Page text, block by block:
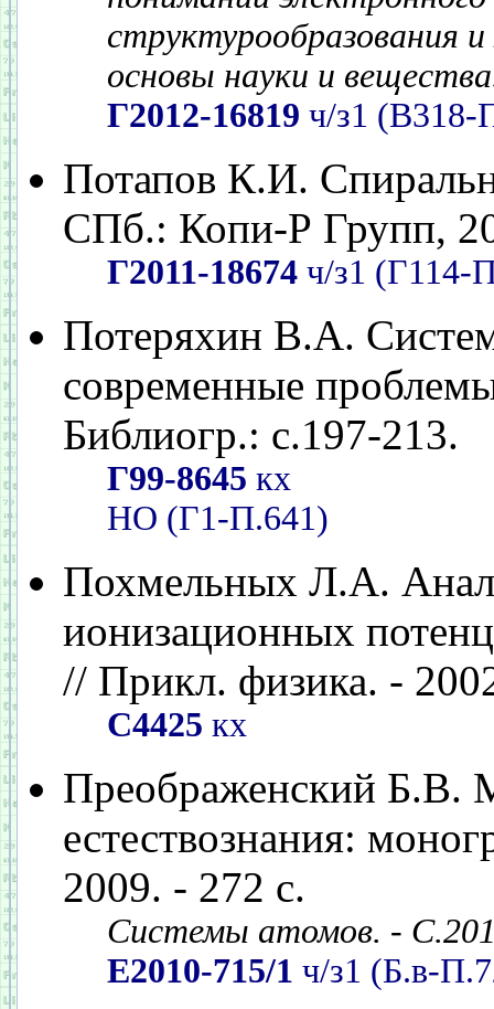
структурообразования
основы науки и
Г2012-16819 ч/з1 (В318-
Потапов К.И.
СПб.: Копи-Р Групп,
Г2011-18674 ч/з1 (Г114-
Потеряхин В.А.
современные
Библиогр.: с.197-213.
Г99-8645 кх
НО (Г1-П.641)
Похмельных Л.А.
ионизационных
// Прикл. физика. -
С4425 кх
Преображенский Б.В.
естествознания:
2009. - 272 с.
Системы атомов. -
Е2010-715/1 ч/з1 (Б.в-